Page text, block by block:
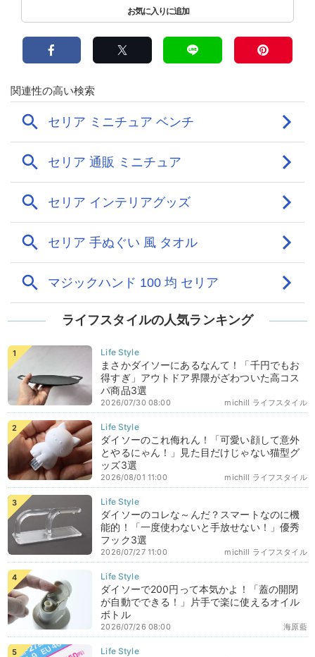
ライフスタイルの人気ランキング
まさかダイソーにあるなんて！「千円でもお
得すぎ」アウトドア界隈がざわついた高コス
パ商品3選
michill ライフスタイル
2026/07/30 08:00
ダイソーのこれ侮れん！「可愛い顔して意外
とやるにゃん！」見た目だけじゃない猫型グ
ッズ3選
michill ライフスタイル
2026/08/01 11:00
ダイソーのコレな～んだ？スマートなのに機
能的！「一度使わないと手放せない！」優秀
フック3選
michill ライフスタイル
2026/07/27 11:00
ダイソーで200円って本気かよ！「蓋の開閉
が自動でできる！」片手で楽に使えるオイル
ボトル
海原藍
2026/07/26 08:00